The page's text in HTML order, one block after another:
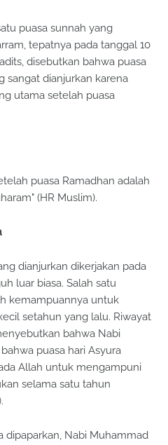
puasa sunnah yang
tepatnya pada tanggal 10
disebutkan bahwa puasa
sangat dianjurkan karena
utama setelah puasa
puasa Ramadhan adalah
(HR Muslim).
dianjurkan dikerjakan pada
luar biasa. Salah satu
kemampuannya untuk
setahun yang lalu. Riwayat
bahwa Nabi
puasa hari Asyura
Allah untuk mengampuni
selama satu tahun
dipaparkan, Nabi Muhammad